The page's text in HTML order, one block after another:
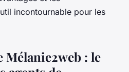
incontournable pour les
Mélanie2web : le